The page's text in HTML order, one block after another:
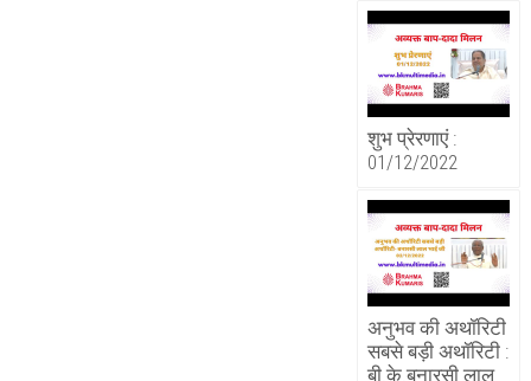
शुभ प्रेरणाएं :
01/12/2022
अनुभव की अथॉरिटी
सबसे बड़ी अथॉरिटी :
बी.के.बनारसी लाल